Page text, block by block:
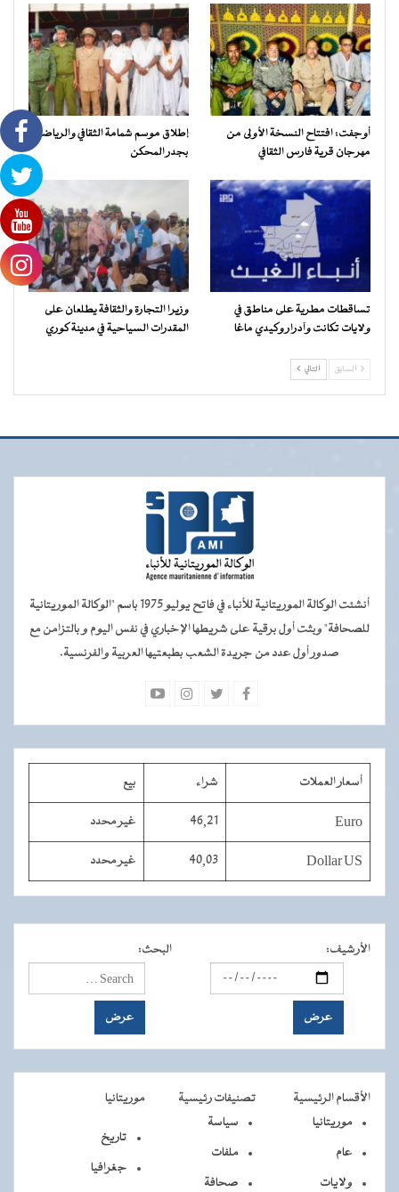
أوجفت: افتتاح النسخة الأولى من
مهرجان قرية فارس الثقافي
إطلاق موسم شمامة الثقافي والرياضي
بجدر المحكن
تساقطات مطرية على مناطق في
ولايات تكانت وآدرار وكيدي ماغا
وزيرا التجارة والثقافة يطلعان على
المقدرات السياحية في مدينة كوري
السابق التالي
أنشئت الوكالة الموريتانية للأنباء في فاتح يوليو 1975 باسم "الوكالة الموريتانية
للصحافة" وبثت أول برقية على شريطها الإخباري في نفس اليوم و بالتزامن مع
صدور أول عدد من جريدة الشعب بطبعتيها العربية والفرنسية.
أسعار العملات شراء بيع
Euro
46,21 غير محدد
Dollar US
40,03 غير محدد
الأرشيف: البحث:
الأقسام الرئيسية تصنيفات رئيسية
موريتانيا
موريتانيا
عام
ولايات
سياسة
ملفات
صحافة
تاريخ
جغرافيا